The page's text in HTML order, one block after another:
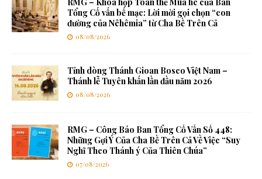
Tổng Cố vấn bế mạc: Lời mời gọi chọn “con
đường của Nêhêmia” từ Cha Bề Trên Cả
08/08/2026
Tỉnh dòng Thánh Gioan Bosco Việt Nam –
Thánh lễ Tuyên khấn lần đầu năm 2026
08/08/2026
RMG – Công Báo Ban Tổng Cố Vấn Số 448:
Những Gợi Ý Của Cha Bề Trên Cả Về Việc “Suy
Nghĩ Theo Thánh ý Của Thiên Chúa”
07/08/2026